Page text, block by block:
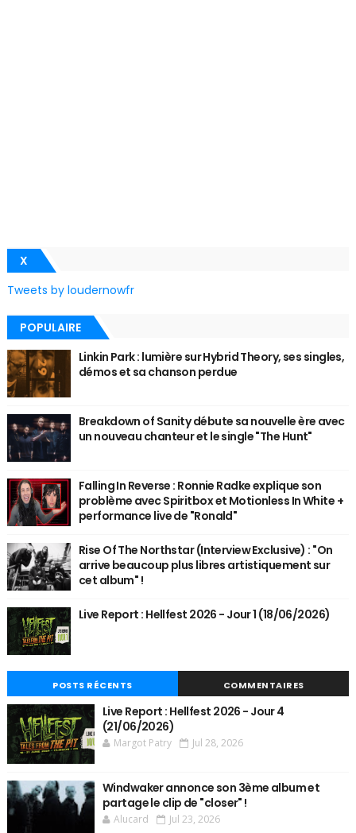
X
Tweets by loudernowfr
POPULAIRE
Linkin Park : lumière sur Hybrid Theory, ses singles,
démos et sa chanson perdue
Breakdown of Sanity débute sa nouvelle ère avec
un nouveau chanteur et le single "The Hunt"
Falling In Reverse : Ronnie Radke explique son
problème avec Spiritbox et Motionless In White +
performance live de "Ronald"
Rise Of The Northstar (Interview Exclusive) : "On
arrive beaucoup plus libres artistiquement sur
cet album" !
Live Report : Hellfest 2026 - Jour 1 (18/06/2026)
POSTS RÉCENTS COMMENTAIRES
Live Report : Hellfest 2026 - Jour 4
(21/06/2026)
Margot Patry Jul 28, 2026
Windwaker annonce son 3ème album et
partage le clip de "closer" !
Alucard Jul 23, 2026